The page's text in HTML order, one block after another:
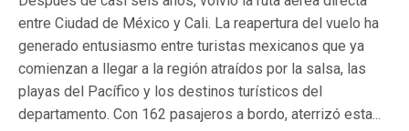
entre Ciudad de México y Cali. La reapertura del vuelo ha
generado entusiasmo entre turistas mexicanos que ya
comienzan a llegar a la región atraídos por la salsa, las
playas del Pacífico y los destinos turísticos del
departamento. Con 162 pasajeros a bordo, aterrizó esta...